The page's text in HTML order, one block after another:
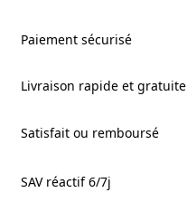
Paiement sécurisé
Livraison rapide et gratuite
Satisfait ou remboursé
SAV réactif 6/7j